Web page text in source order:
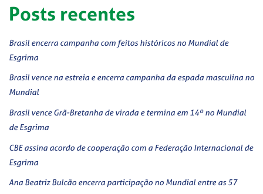
Posts recentes
Brasil encerra campanha com feitos históricos no Mundial de
Esgrima
Brasil vence na estreia e encerra campanha da espada masculina no
Mundial
Brasil vence Grã-Bretanha de virada e termina em 14º no Mundial
de Esgrima
CBE assina acordo de cooperação com a Federação Internacional de
Esgrima
Ana Beatriz Bulcão encerra participação no Mundial entre as 57